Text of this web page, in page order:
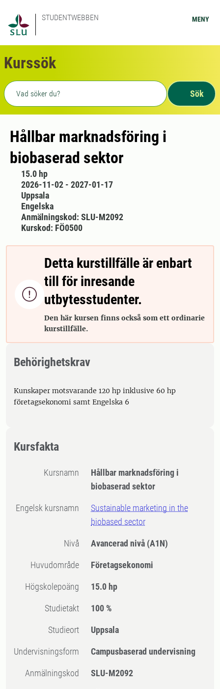
STUDENTWEBBEN MENY
Kurssök
Fritext sökning
Sök
Hållbar marknadsföring i
biobaserad sektor
15.0 hp
2026-11-02 - 2027-01-17
Uppsala
Engelska
Anmälningskod: SLU-M2092
Kurskod: FÖ0500

Detta kurstillfälle är enbart
till för inresande
utbytesstudenter.
Den här kursen finns också som ett ordinarie
kurstillfälle.
Behörighetskrav
Kunskaper motsvarande 120 hp inklusive 60 hp
företagsekonomi samt Engelska 6
Kursfakta
Kursnamn
Hållbar marknadsföring i
biobaserad sektor
Engelsk kursnamn
Sustainable marketing in the
biobased sector
Nivå Avancerad nivå (A1N)
Huvudområde Företagsekonomi
högskolepoäng 15.0 hp
Studietakt 100 %
Studieort Uppsala
Undervisningsform Campusbaserad undervisning
Anmälningskod SLU-M2092